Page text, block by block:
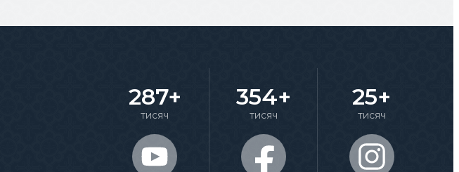
287+
тисяч
354+
тисяч
25+
тисяч